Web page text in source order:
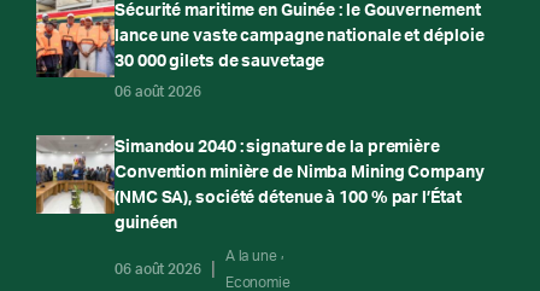
Sécurité maritime en Guinée : le Gouvernement
lance une vaste campagne nationale et déploie
30 000 gilets de sauvetage
06 août 2026
Simandou 2040 : signature de la première
Convention minière de Nimba Mining Company
(NMC SA), société détenue à 100 % par l’État
guinéen
06 août 2026
A la une
Economie